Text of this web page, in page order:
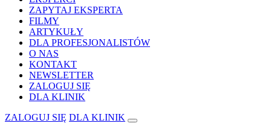
ZAPYTAJ EKSPERTA
FILMY
ARTYKUŁY
DLA PROFESJONALISTÓW
O NAS
KONTAKT
NEWSLETTER
ZALOGUJ SIĘ
DLA KLINIK
ZALOGUJ SIĘ DLA KLINIK